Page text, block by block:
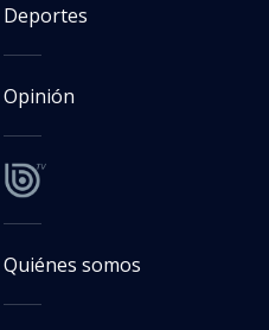
Deportes
Opinión
Quiénes somos